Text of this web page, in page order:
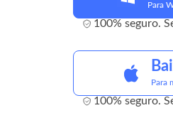
Para
100% seguro.
Para
100% seguro.